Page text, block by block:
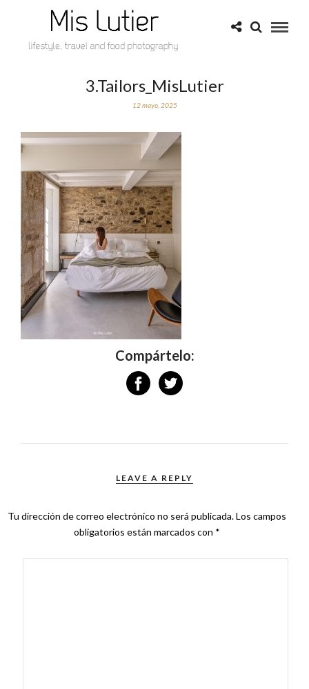
3.Tailors_MisLutier
12 mayo, 2025
Compártelo:
LEAVE A REPLY
Tu dirección de correo electrónico no será publicada.Los campos
obligatorios están marcados con *